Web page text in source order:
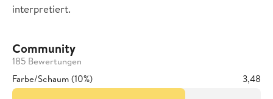
interpretiert.
Community
185 Bewertungen
Farbe/Schaum (10%)
3,48